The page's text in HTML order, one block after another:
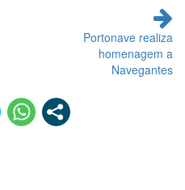
Portonave realiza
homenagem a
Navegantes